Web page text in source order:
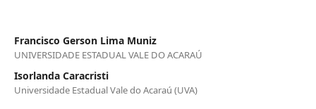
Francisco Gerson Lima Muniz
UNIVERSIDADE ESTADUAL VALE DO ACARAÚ
Isorlanda Caracristi
Universidade Estadual Vale do Acaraú (UVA)